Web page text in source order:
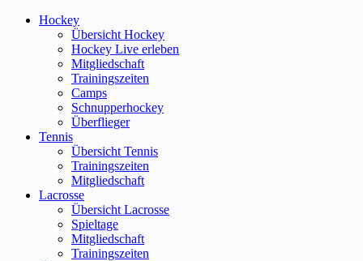
Hockey
Übersicht Hockey
Hockey Live erleben
Mitgliedschaft
Trainingszeiten
Camps
Schnupperhockey
Überflieger
Tennis
Übersicht Tennis
Trainingszeiten
Mitgliedschaft
Lacrosse
Übersicht Lacrosse
Spieltage
Mitgliedschaft
Trainingszeiten